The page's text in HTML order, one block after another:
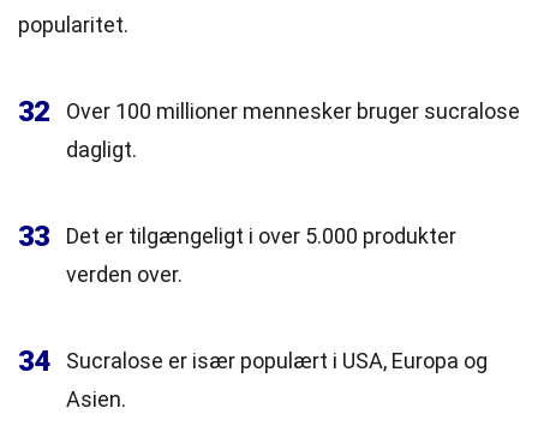
popularitet.
32
Over 100 millioner mennesker bruger sucralose
dagligt.
33
Det er tilgængeligt i over 5.000 produkter
verden over.
34
Sucralose er især populært i USA, Europa og
Asien.